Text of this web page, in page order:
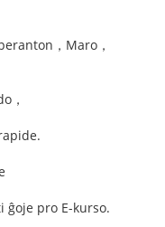
，Maro，
，
pro E-kurso.